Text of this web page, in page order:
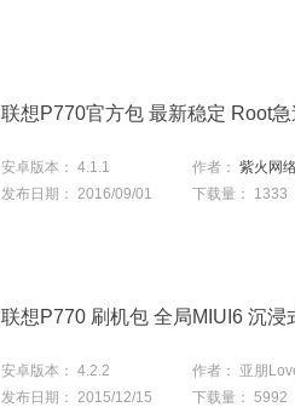
联想P770官方包 最新稳定 Root
安卓版本： 4.1.1 作者： 紫火网
发布日期： 2016/09/01 下载量： 1333
安卓版本： 4.2.2 作者： 亚朋
发布日期： 2015/12/15 下载量： 5992